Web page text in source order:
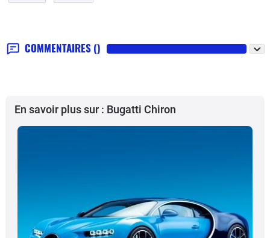
COMMENTAIRES ()
En savoir plus sur : Bugatti Chiron